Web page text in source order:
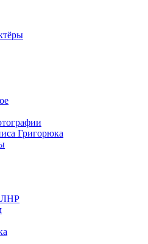
Григорюка